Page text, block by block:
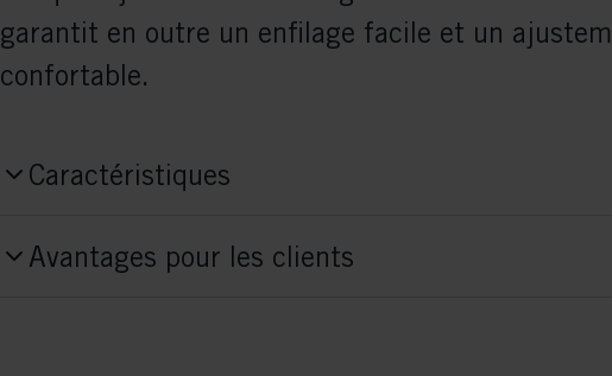
garantit en outre un enfilage facile et un
confortable.
Caractéristiques
S41025
Avantages pour les clients